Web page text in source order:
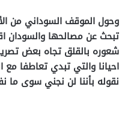
وحول الموقف السوداني من
تبحث عن مصالحها والسودان
شعوره بالقلق تجاه بعض
احيانا والتي تبدي تعاطفا
نقوله بأننا لن نجني سوى ما